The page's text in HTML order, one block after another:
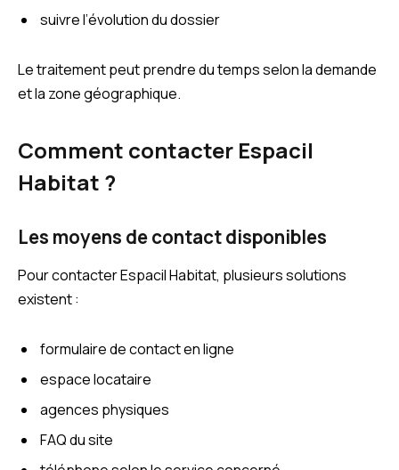
suivre l’évolution du dossier
Le traitement peut prendre du temps selon la demande
et la zone géographique.
Comment contacter Espacil
Habitat ?
Les moyens de contact disponibles
Pour contacter Espacil Habitat, plusieurs solutions
existent :
formulaire de contact en ligne
espace locataire
agences physiques
FAQ du site